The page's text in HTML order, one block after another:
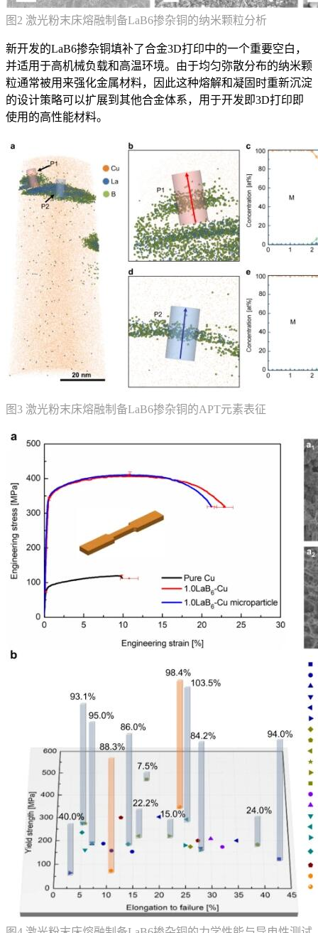
图2 激光粉末床熔融制备LaB6掺杂铜的纳米颗粒分析
新开发的LaB6掺杂铜填补了合金3D打印中的一个重要空白，
并适用于高机械负载和高温环境。由于均匀弥散分布的纳米颗
粒通常被用来强化金属材料，因此这种熔解和凝固时重新沉淀
的设计策略可以扩展到其他合金体系，用于开发即3D打印即
使用的高性能材料。
图3 激光粉末床熔融制备LaB6掺杂铜的APT元素表征